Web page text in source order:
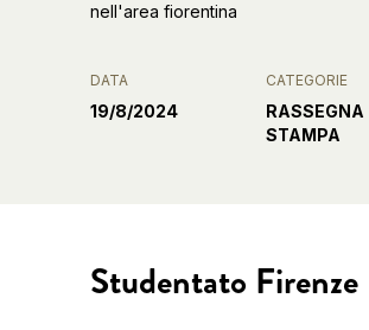
nell'area fiorentina
DATA
19/8/2024
CATEGORIE
RASSEGNA
STAMPA
Studentato Firenze